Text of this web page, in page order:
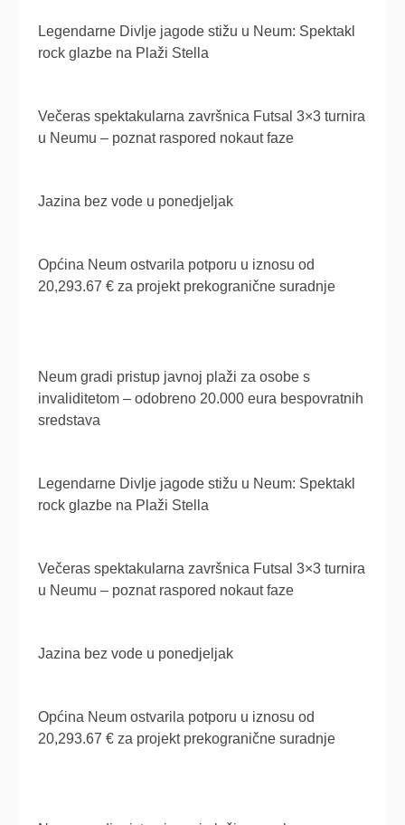
Legendarne Divlje jagode stižu u Neum: Spektakl
rock glazbe na Plaži Stella
Večeras spektakularna završnica Futsal 3×3 turnira
u Neumu – poznat raspored nokaut faze
Jazina bez vode u ponedjeljak
Općina Neum ostvarila potporu u iznosu od
20,293.67 € za projekt prekogranične suradnje
Neum gradi pristup javnoj plaži za osobe s
invaliditetom – odobreno 20.000 eura bespovratnih
sredstava
Legendarne Divlje jagode stižu u Neum: Spektakl
rock glazbe na Plaži Stella
Večeras spektakularna završnica Futsal 3×3 turnira
u Neumu – poznat raspored nokaut faze
Jazina bez vode u ponedjeljak
Općina Neum ostvarila potporu u iznosu od
20,293.67 € za projekt prekogranične suradnje